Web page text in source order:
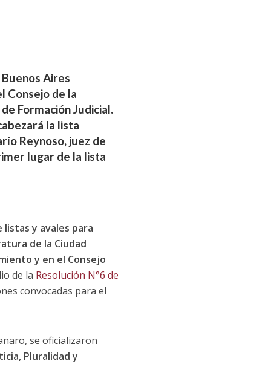
Aires
Consejo de la
Formación Judicial.
la lista
Reynoso, juez de
lugar de la lista
y avales para
de la Ciudad
y en el Consejo
de la Resolución N°6 de
convocadas para el
se oficializaron
Pluralidad y